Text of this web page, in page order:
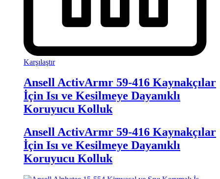
Karşılaştır
Ansell ActivArmr 59-416 Kaynakçılar
İçin Isı ve Kesilmeye Dayanıklı
Koruyucu Kolluk
Ansell ActivArmr 59-416 Kaynakçılar
İçin Isı ve Kesilmeye Dayanıklı
Koruyucu Kolluk